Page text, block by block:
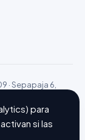
· Sepapaja 6,
para
si las